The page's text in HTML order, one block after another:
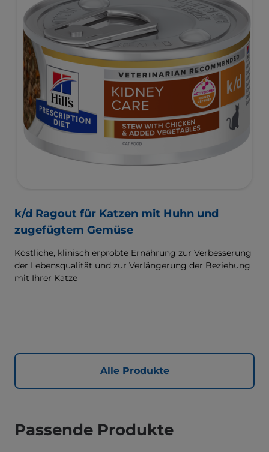
k/d Ragout für Katzen mit Huhn und
zugefügtem Gemüse
Köstliche, klinisch erprobte Ernährung zur Verbesserung
der Lebensqualität und zur Verlängerung der Beziehung
mit Ihrer Katze
Alle Produkte
Passende Produkte